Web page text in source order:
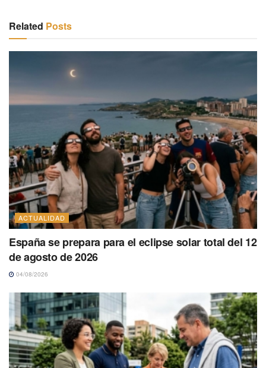
Related Posts
ACTUALIDAD
España se prepara para el eclipse solar total del 12
de agosto de 2026
04/08/2026